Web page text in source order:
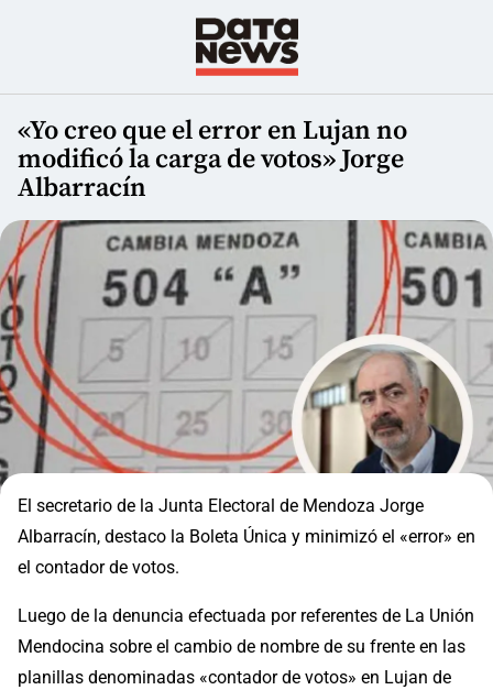
«Yo creo que el error en Lujan no
modificó la carga de votos» Jorge
Albarracín
El secretario de la Junta Electoral de Mendoza Jorge
Albarracín, destaco la Boleta Única y minimizó el «error» en
el contador de votos.
Luego de la denuncia efectuada por referentes de La Unión
Mendocina sobre el cambio de nombre de su frente en las
planillas denominadas «contador de votos» en Lujan de